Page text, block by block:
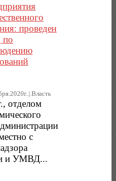
проведен
по
отделом
с
и УМВД...